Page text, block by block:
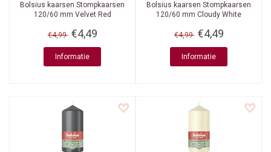
Bolsius kaarsen Stompkaarsen
120/60 mm Velvet Red
€4,99 €4,49
Informatie
Bolsius kaarsen Stompkaarsen
120/60 mm Cloudy White
€4,99 €4,49
Informatie